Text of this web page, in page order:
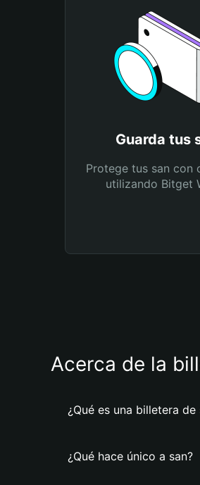
Guarda tus
Protege tus san con
utilizando Bitget
Acerca de la
¿Qué es una billetera de
¿Qué hace único a san?